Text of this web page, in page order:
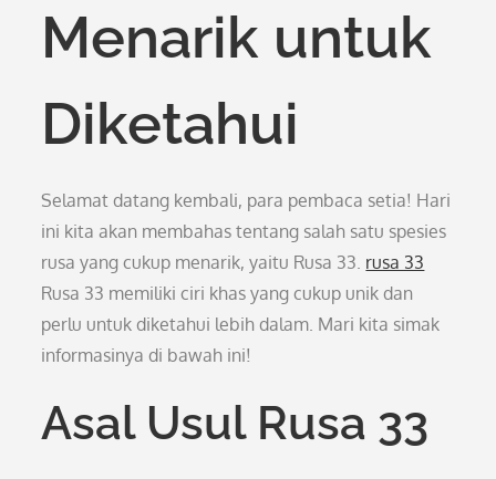
Menarik untuk
Diketahui
Selamat datang kembali, para pembaca setia! Hari
ini kita akan membahas tentang salah satu spesies
rusa yang cukup menarik, yaitu Rusa 33. rusa 33
Rusa 33 memiliki ciri khas yang cukup unik dan
perlu untuk diketahui lebih dalam. Mari kita simak
informasinya di bawah ini!
Asal Usul Rusa 33